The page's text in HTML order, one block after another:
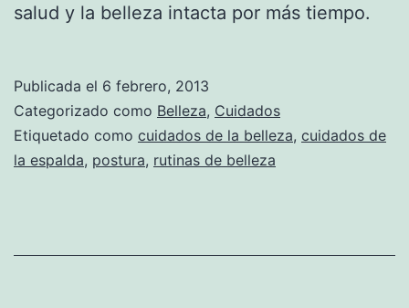
salud y la belleza intacta por más tiempo.
Publicada el 6 febrero, 2013
Categorizado como Belleza, Cuidados
Etiquetado como cuidados de la belleza, cuidados de
la espalda, postura, rutinas de belleza